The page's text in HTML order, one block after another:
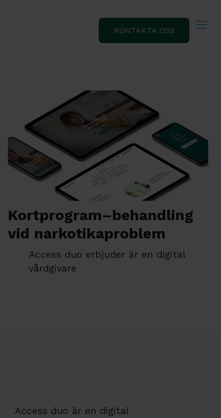
KONTAKTA OSS
Kortprogram–behandling
vid narkotikaproblem
Access duo erbjuder är en digital
vårdgivare
Access duo är en digital